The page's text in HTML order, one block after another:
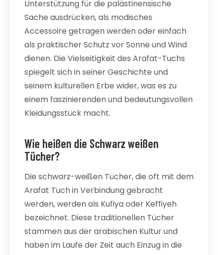
Unterstützung für die palästinensische
Sache ausdrücken, als modisches
Accessoire getragen werden oder einfach
als praktischer Schutz vor Sonne und Wind
dienen. Die Vielseitigkeit des Arafat-Tuchs
spiegelt sich in seiner Geschichte und
seinem kulturellen Erbe wider, was es zu
einem faszinierenden und bedeutungsvollen
Kleidungsstück macht.
Wie heißen die Schwarz weißen
Tücher?
Die schwarz-weißen Tücher, die oft mit dem
Arafat Tuch in Verbindung gebracht
werden, werden als Kufiya oder Keffiyeh
bezeichnet. Diese traditionellen Tücher
stammen aus der arabischen Kultur und
haben im Laufe der Zeit auch Einzug in die